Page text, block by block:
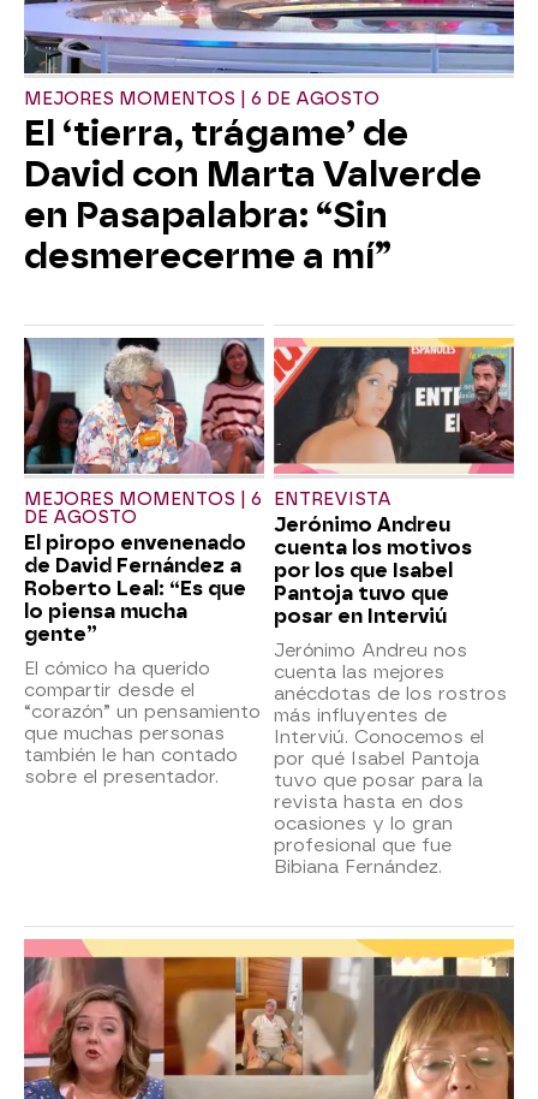
MEJORES MOMENTOS | 6 DE AGOSTO
El ‘tierra, trágame’ de
David con Marta Valverde
en Pasapalabra: “Sin
desmerecerme a mí”
MEJORES MOMENTOS | 6
DE AGOSTO
El piropo envenenado
de David Fernández a
Roberto Leal: “Es que
lo piensa mucha
gente”
El cómico ha querido
compartir desde el
“corazón” un pensamiento
que muchas personas
también le han contado
sobre el presentador.
ENTREVISTA
Jerónimo Andreu
cuenta los motivos
por los que Isabel
Pantoja tuvo que
posar en Interviú
Jerónimo Andreu nos
cuenta las mejores
anécdotas de los rostros
más influyentes de
Interviú. Conocemos el
por qué Isabel Pantoja
tuvo que posar para la
revista hasta en dos
ocasiones y lo gran
profesional que fue
Bibiana Fernández.